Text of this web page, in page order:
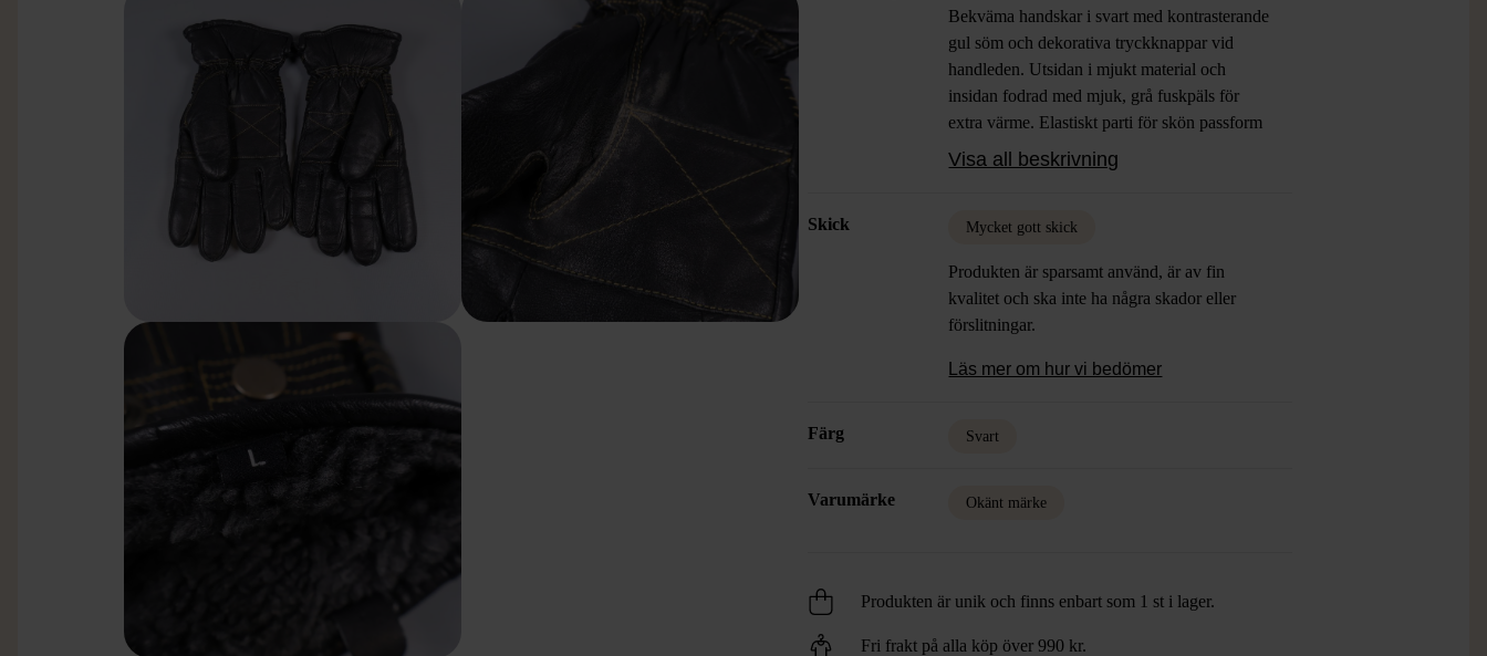
Bekväma handskar i svart med kontrasterande
gul söm och dekorativa tryckknappar vid
handleden. Utsidan i mjukt material och
insidan fodrad med mjuk, grå fuskpäls för
extra värme. Elastiskt parti för skön passform
och säker känsla runt handleden. Perfekt
accessoar med detaljer som ger ett snyggt och
Visa all beskrivning
Skick Mycket gott skick
Produkten är sparsamt använd, är av fin
kvalitet och ska inte ha några skador eller
förslitningar.
Läs mer om hur vi bedömer
Färg Svart
Varumärke Okänt märke
Produkten är unik och finns enbart som 1 st i lager.
Fri frakt på alla köp över 990 kr.